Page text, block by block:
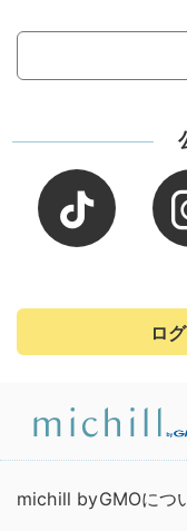
ロ
michill byGMOにつ